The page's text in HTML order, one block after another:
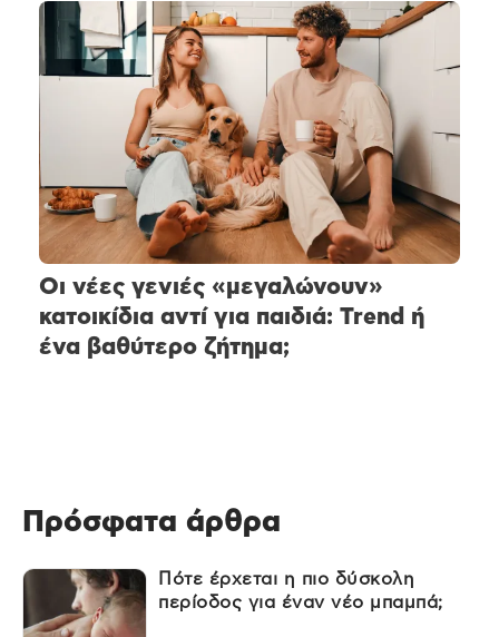
Οι νέες γενιές «μεγαλώνουν»
κατοικίδια αντί για παιδιά: Trend ή
ένα βαθύτερο ζήτημα;
Πρόσφατα άρθρα
Πότε έρχεται η πιο δύσκολη
περίοδος για έναν νέο μπαμπά;